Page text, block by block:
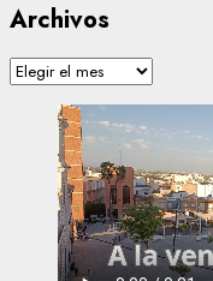
Archivos
Archivos